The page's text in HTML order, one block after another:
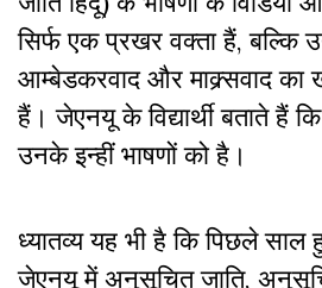
सिर्फ एक प्रखर वक्ता हैं,
आम्बेडकरवाद और माक्र्सवाद
हैं। जेएनयू के विद्यार्थी बताते हैं
उनके इन्हीं भाषणों को है।
ध्यातव्य यह भी है कि पिछले साल
जेएनयू में अनुसूचित जाति,